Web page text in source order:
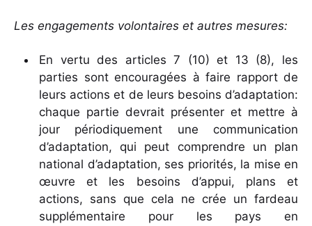
Les engagements volontaires et autres mesures:
En vertu des articles 7 (10) et 13 (8), les
parties sont encouragées à faire rapport de
leurs actions et de leurs besoins d’adaptation:
chaque partie devrait présenter et mettre à
jour périodiquement une communication
d’adaptation, qui peut comprendre un plan
national d’adaptation, ses priorités, la mise en
œuvre et les besoins d’appui, plans et
actions, sans que cela ne crée un fardeau
supplémentaire pour les pays en